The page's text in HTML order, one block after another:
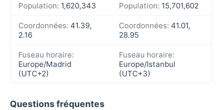
Population: 1,620,343 Population: 15,701,602
Coordonnées: 41.39,
2.16
Coordonnées: 41.01,
28.95
Fuseau horaire:
Europe/Madrid
(UTC+2)
Fuseau horaire:
Europe/Istanbul
(UTC+3)
Questions fréquentes